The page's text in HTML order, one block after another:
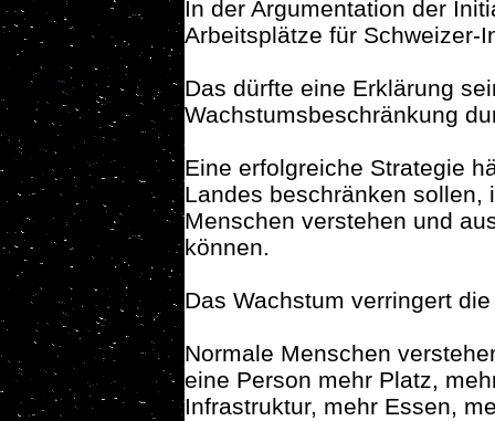
In der Argumentation der
Arbeitsplätze für Schweizer-
Das dürfte eine Erklärung
Wachstumsbeschränkung
Eine erfolgreiche Strategie
Landes beschränken sollen,
Menschen verstehen und
können.
Das Wachstum verringert
Normale Menschen
eine Person mehr Platz,
Infrastruktur, mehr Essen,